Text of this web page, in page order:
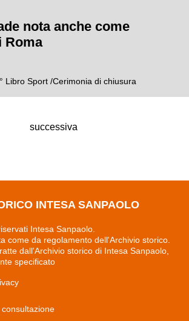
nota anche come
Roma
Libro Sport /Cerimonia di chiusura
successiva
INTESA SANPAOLO
Intesa Sanpaolo.
come da regolamento dell'Archivio storico.
dall'Archivio storico di Intesa Sanpaolo,
specificato